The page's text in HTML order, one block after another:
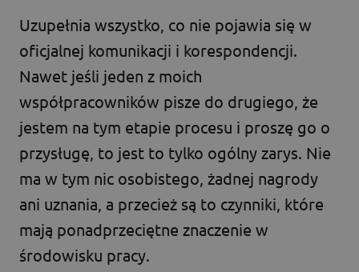
Uzupełnia wszystko, co nie pojawia się w
oficjalnej komunikacji i korespondencji.
Nawet jeśli jeden z moich
współpracowników pisze do drugiego, że
jestem na tym etapie procesu i proszę go o
przysługę, to jest to tylko ogólny zarys. Nie
ma w tym nic osobistego, żadnej nagrody
ani uznania, a przecież są to czynniki, które
mają ponadprzeciętne znaczenie w
środowisku pracy.